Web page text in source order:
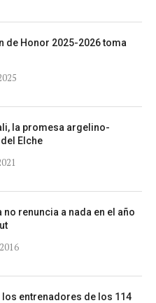
de Honor 2025-2026 toma
la promesa argelino-
Elche
no renuncia a nada en el año
los entrenadores de los 114